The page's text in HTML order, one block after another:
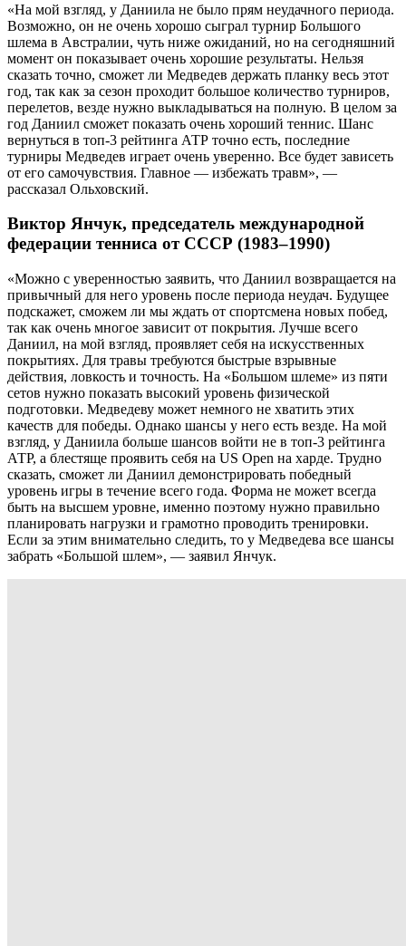
«На мой взгляд, у Даниила не было прям неудачного периода.
Возможно, он не очень хорошо сыграл турнир Большого
шлема в Австралии, чуть ниже ожиданий, но на сегодняшний
момент он показывает очень хорошие результаты. Нельзя
сказать точно, сможет ли Медведев держать планку весь этот
год, так как за сезон проходит большое количество турниров,
перелетов, везде нужно выкладываться на полную. В целом за
год Даниил сможет показать очень хороший теннис. Шанс
вернуться в топ-3 рейтинга АТР точно есть, последние
турниры Медведев играет очень уверенно. Все будет зависеть
от его самочувствия. Главное — избежать травм», —
рассказал Ольховский.
Виктор Янчук, председатель международной
федерации тенниса от СССР (1983–1990)
«Можно с уверенностью заявить, что Даниил возвращается на
привычный для него уровень после периода неудач. Будущее
подскажет, сможем ли мы ждать от спортсмена новых побед,
так как очень многое зависит от покрытия. Лучше всего
Даниил, на мой взгляд, проявляет себя на искусственных
покрытиях. Для травы требуются быстрые взрывные
действия, ловкость и точность. На «Большом шлеме» из пяти
сетов нужно показать высокий уровень физической
подготовки. Медведеву может немного не хватить этих
качеств для победы. Однако шансы у него есть везде. На мой
взгляд, у Даниила больше шансов войти не в топ-3 рейтинга
АТР, а блестяще проявить себя на US Open на харде. Трудно
сказать, сможет ли Даниил демонстрировать победный
уровень игры в течение всего года. Форма не может всегда
быть на высшем уровне, именно поэтому нужно правильно
планировать нагрузки и грамотно проводить тренировки.
Если за этим внимательно следить, то у Медведева все шансы
забрать «Большой шлем», — заявил Янчук.